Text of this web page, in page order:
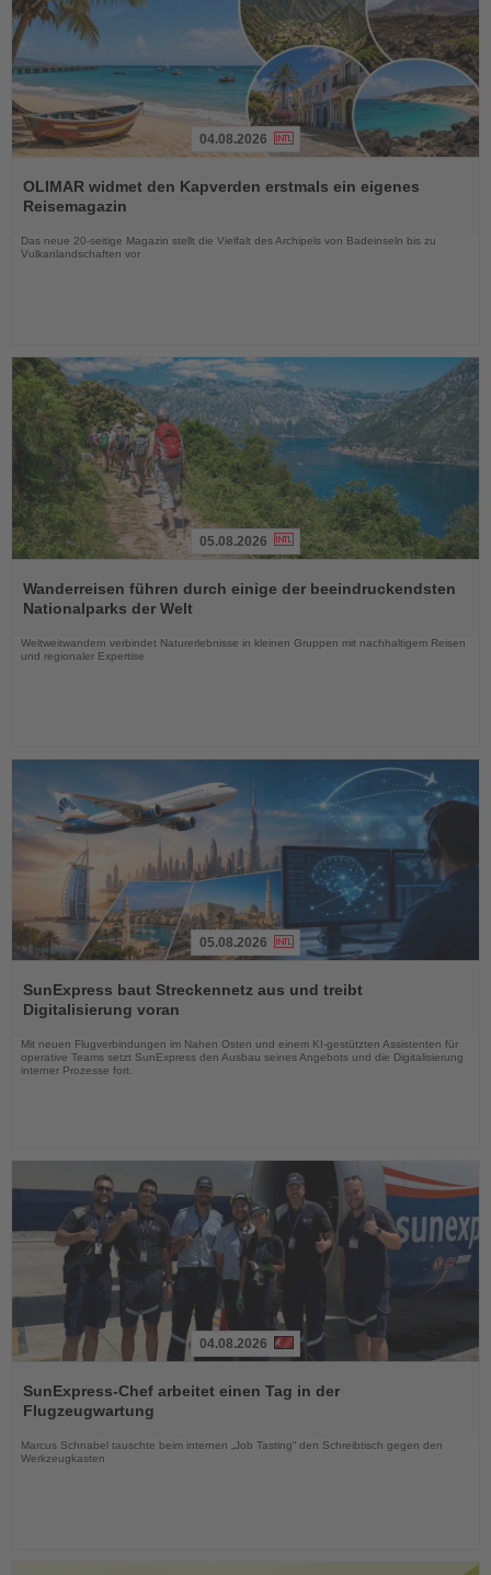
Sie
die
Nachrichten
04.08.2026
OLIMAR widmet den Kapverden erstmals ein eigenes
Reisemagazin
Das neue 20-seitige Magazin stellt die Vielfalt des Archipels von Badeinseln bis zu
Vulkanlandschaften vor
Sie
die
Nachrichten
05.08.2026
Wanderreisen führen durch einige der beeindruckendsten
Nationalparks der Welt
Weltweitwandern verbindet Naturerlebnisse in kleinen Gruppen mit nachhaltigem Reisen
und regionaler Expertise
Sie
die
Nachrichten
05.08.2026
SunExpress baut Streckennetz aus und treibt
Digitalisierung voran
Mit neuen Flugverbindungen im Nahen Osten und einem KI-gestützten Assistenten für
operative Teams setzt SunExpress den Ausbau seines Angebots und die Digitalisierung
interner Prozesse fort.
Sie
die
Nachrichten
04.08.2026
SunExpress-Chef arbeitet einen Tag in der
Flugzeugwartung
Marcus Schnabel tauschte beim internen „Job Tasting“ den Schreibtisch gegen den
Werkzeugkasten